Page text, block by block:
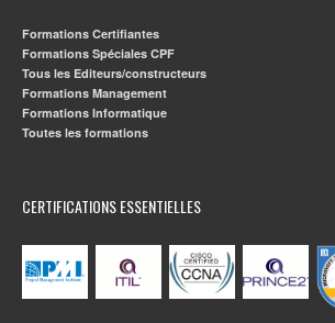
Formations Certifiantes
Formations Spéciales CPF
Tous les Editeurs/constructeurs
Formations Management
Formations Informatique
Toutes les formations
CERTIFICATIONS ESSENTIELLES